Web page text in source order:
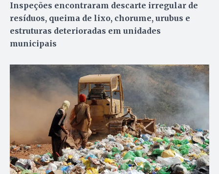
Inspeções encontraram descarte irregular de
resíduos, queima de lixo, chorume, urubus e
estruturas deterioradas em unidades
municipais